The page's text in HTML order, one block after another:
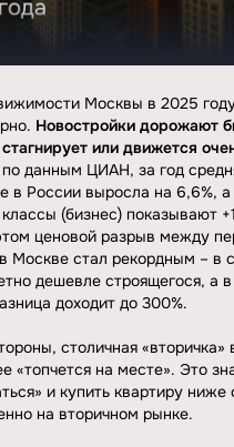
Москвы в 2025
Новостройки дорожают
или движется
по данным ЦИАН, за год
в России выросла на 6,6%,
(бизнес) показывают
ценовой разрыв между
Москве стал рекордным – в
дешевле строящегося, а
доходит до 300%.
столичная
«топчется на месте». Это
и купить квартиру
на вторичном рынке.